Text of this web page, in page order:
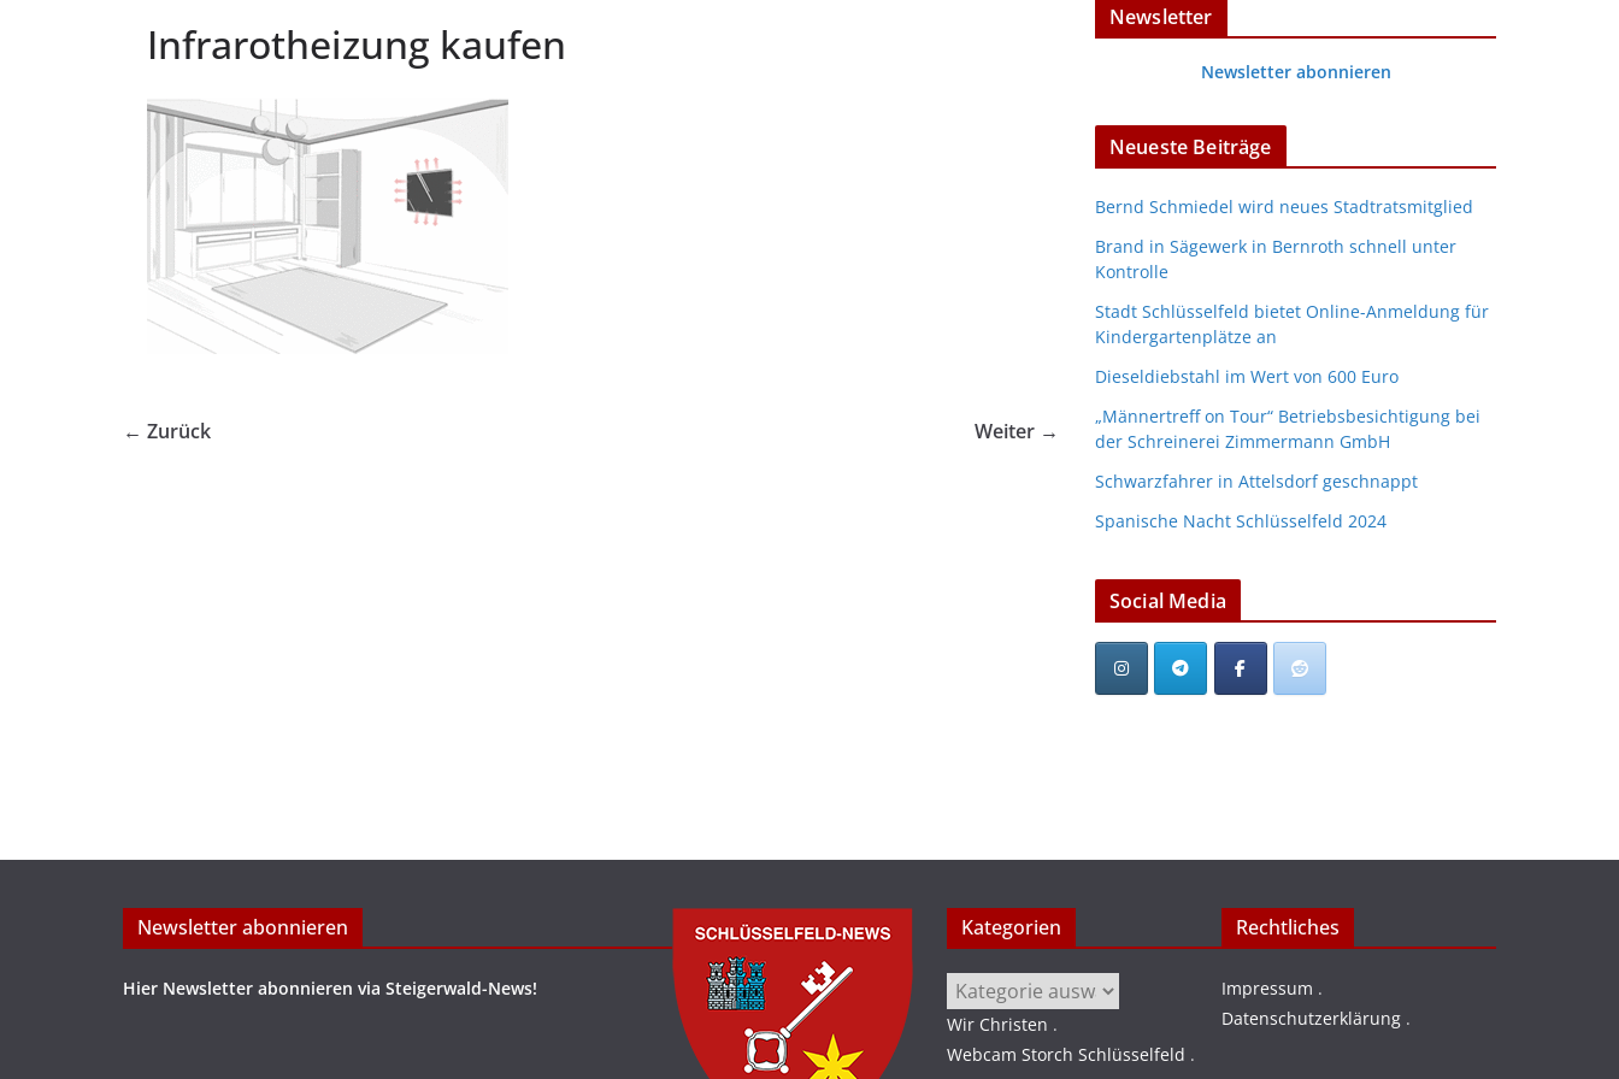
Infrarotheizung kaufen
← Zurück Weiter →
Newsletter
Newsletter abonnieren
Neueste Beiträge
Bernd Schmiedel wird neues Stadtratsmitglied
Brand in Sägewerk in Bernroth schnell unter
Kontrolle
Stadt Schlüsselfeld bietet Online-Anmeldung für
Kindergartenplätze an
Dieseldiebstahl im Wert von 600 Euro
„Männertreff on Tour“ Betriebsbesichtigung bei
der Schreinerei Zimmermann GmbH
Schwarzfahrer in Attelsdorf geschnappt
Spanische Nacht Schlüsselfeld 2024
Social Media
Newsletter abonnieren
Hier Newsletter abonnieren via Steigerwald-News!
Kategorien
Kategorien
Wir Christen .
Webcam Storch Schlüsselfeld .
Rechtliches
Impressum .
Datenschutzerklärung .